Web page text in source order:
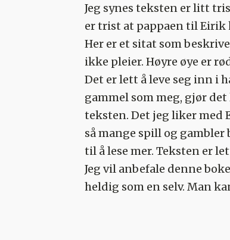
Jeg synes teksten er litt
er trist at pappaen til Eirik
Her er et sitat som
ikke pleier. Høyre øye er
Det er lett å leve seg inn i
gammel som meg, gjør
teksten. Det jeg liker med
så mange spill og
til å lese mer. Teksten er
Jeg vil anbefale denne
heldig som en selv. Man